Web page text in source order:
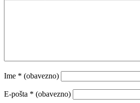
Ime * (obavezno)
E-pošta * (obavezno)